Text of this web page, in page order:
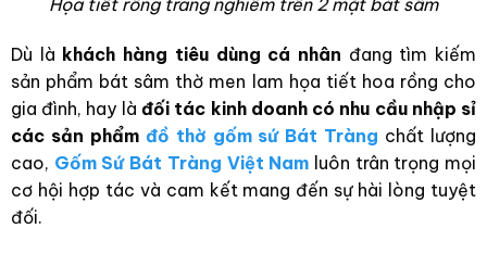
Dù là khách hàng tiêu dùng cá nhân đang tìm kiếm
sản phẩm bát sâm thờ men lam họa tiết hoa rồng cho
gia đình, hay là đối tác kinh doanh có nhu cầu nhập sỉ
các sản phẩm đồ thờ gốm sứ Bát Tràng chất lượng
cao, Gốm Sứ Bát Tràng Việt Nam luôn trân trọng mọi
cơ hội hợp tác và cam kết mang đến sự hài lòng tuyệt
đối.